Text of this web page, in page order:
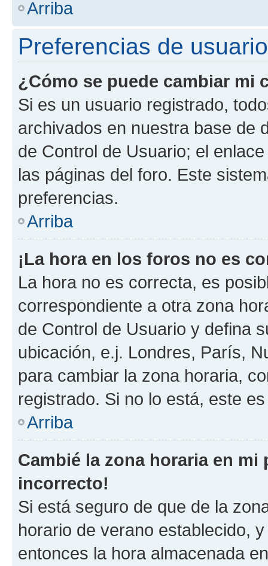
Arriba
Preferencias de
¿Cómo se puede cambiar mi
Si es un usuario registrado,
archivados en nuestra base de
de Control de Usuario; el
las páginas del foro. Este
preferencias.
Arriba
¡La hora en los foros no es
La hora no es correcta, es
correspondiente a otra zona
de Control de Usuario y defina
ubicación, e.j. Londres, París,
para cambiar la zona horaria,
registrado. Si no lo está, este
Arriba
Cambié la zona horaria en
incorrecto!
Si está seguro de que de la
horario de verano establecido,
entonces la hora almacenada